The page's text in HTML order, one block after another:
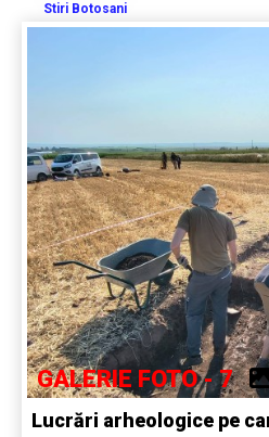
Stiri Botosani
GALERIE FOTO - 7
Lucrări arheologice pe